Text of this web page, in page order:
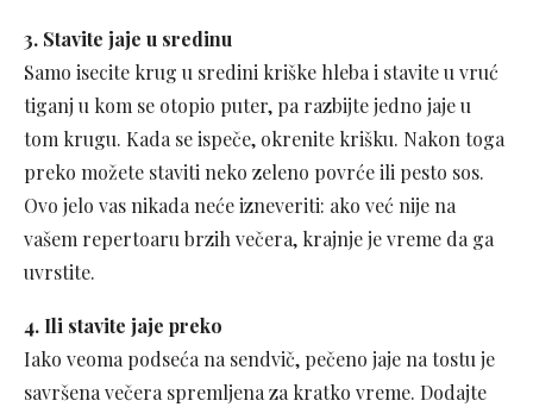
3. Stavite jaje u sredinu
Samo isecite krug u sredini kriške hleba i stavite u vruć
tiganj u kom se otopio puter, pa razbijte jedno jaje u
tom krugu. Kada se ispeče, okrenite krišku. Nakon toga
preko možete staviti neko zeleno povrće ili pesto sos.
Ovo jelo vas nikada neće izneveriti: ako već nije na
vašem repertoaru brzih večera, krajnje je vreme da ga
uvrstite.
4. Ili stavite jaje preko
Iako veoma podseća na sendvič, pečeno jaje na tostu je
savršena večera spremljena za kratko vreme. Dodajte